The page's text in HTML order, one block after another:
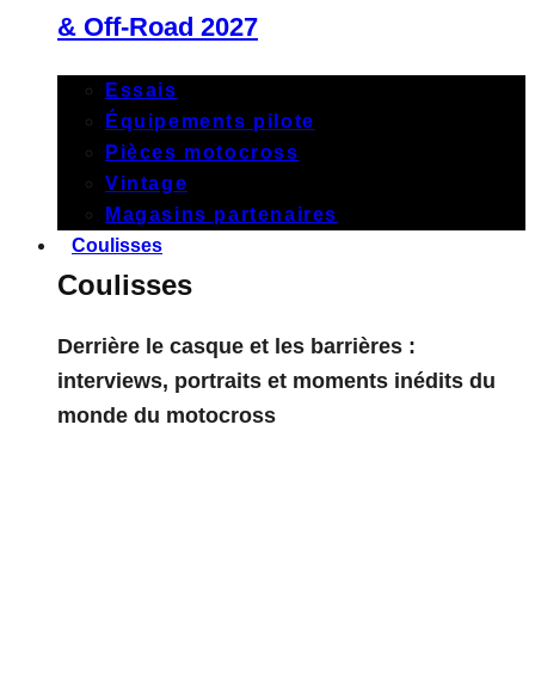
& Off-Road 2027
Essais
Équipements pilote
Pièces motocross
Vintage
Magasins partenaires
Coulisses
Coulisses
Derrière le casque et les barrières :
interviews, portraits et moments inédits du
monde du motocross